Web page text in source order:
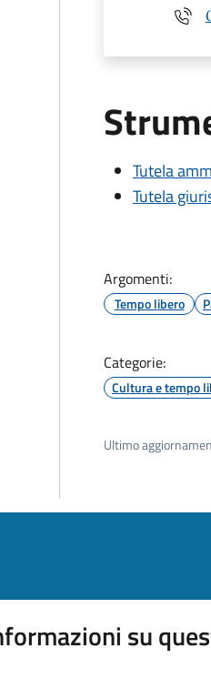
Tutela
Tutela
Argomenti:
Tempo libero
Categorie:
Cultura e tempo
Ultimo
su